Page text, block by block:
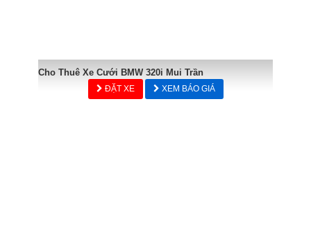
Cho Thuê Xe Cưới BMW 320i Mui Trần
ĐẶT XE XEM BÁO GIÁ